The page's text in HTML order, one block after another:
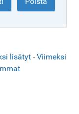
lisätyt- Viimeksi